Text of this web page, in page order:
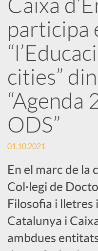
r
x
e
s
S
o
c
Caixa
participa
cities”
“Agenda
ODS”
01.10.2021
En el marc de la
Col·legi de
Filosofia i lletres
Catalunya i
ambdues